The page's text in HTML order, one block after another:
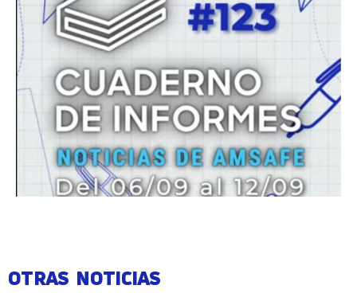
OTRAS NOTICIAS